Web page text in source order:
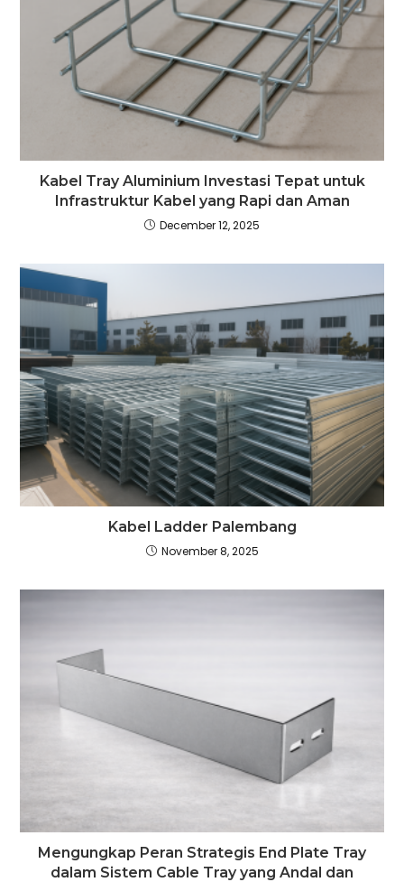
Kabel Tray Aluminium Investasi Tepat untuk
Infrastruktur Kabel yang Rapi dan Aman
December 12, 2025
Kabel Ladder Palembang
November 8, 2025
Mengungkap Peran Strategis End Plate Tray
dalam Sistem Cable Tray yang Andal dan